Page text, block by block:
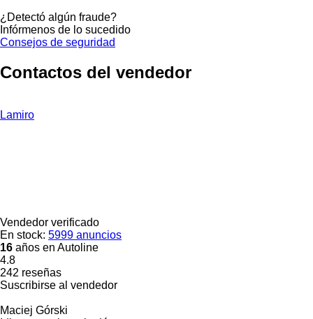
¿Detectó algún fraude?
Infórmenos de lo sucedido
Consejos de seguridad
Contactos del vendedor
Lamiro
Vendedor verificado
En stock: 5999 anuncios
16 años en Autoline
4.8
242 reseñas
Suscribirse al vendedor
Maciej Górski